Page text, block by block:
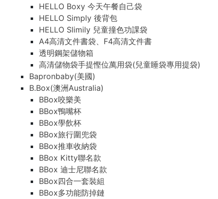
HELLO Boxy 今天午餐自己袋
HELLO Simply 後背包
HELLO Slimily 兒童撞色功課袋
A4高清文件書袋、F4高清文件書
透明鋼架儲物箱
高清儲物袋手提慳位萬用袋(兒童睡袋專用提袋)
Bapronbaby(美國)
B.Box(澳洲Australia)
BBox咬樂美
BBox鴨嘴杯
BBox學飲杯
BBox旅行圍兜袋
BBox推車收納袋
BBox Kitty聯名款
BBox 迪士尼聯名款
BBox四合一套裝組
BBox多功能防掉鏈